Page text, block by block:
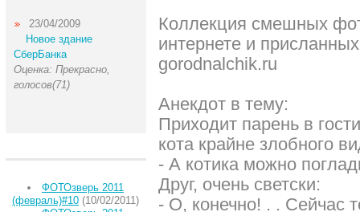
23/04/2009
Новое здание
СберБанка
Оценка: Прекрасно,
голосов(71)
ФОТОзверь 2011
(февраль)#10 (10/02/2011)
Коллекция смешных
интернете и
gorodnalchik.ru
Анекдот в тему:
Приходит парень в
кота крайне злобного
- А котика можно
Друг, очень светски:
- О, конечно! . . Сейчас